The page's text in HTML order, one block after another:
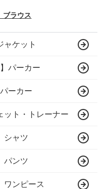
ブラウス
ャケット
パーカー
ーカー
ット・トレーナー
シャツ
パンツ
ワンピース